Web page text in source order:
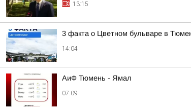
13:15
3 факта о Цветном бульваре в
14:04
АиФ Тюмень - Ямал
07:09